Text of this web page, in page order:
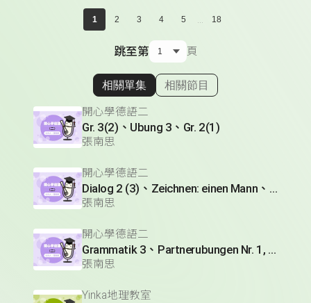
1 2 3 4 5 ... 18
跳至第 頁
顯示相關單集
相關單集 相關節目
開心學德語二
Gr. 3(2)、Ubung 3、Gr. 2(1)
張南思
開心學德語二
Dialog 2 (3)、Zeichnen: einen Mann、Lesetext 1(1)
張南思
開心學德語二
Grammatik 3、Partnerubungen Nr. 1, 3、Dialog 2(1)
張南思
Yinka地理教室